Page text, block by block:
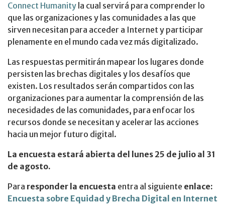
Connect Humanity la cual servirá para comprender lo
que las organizaciones y las comunidades a las que
sirven necesitan para acceder a Internet y participar
plenamente en el mundo cada vez más digitalizado.
Las respuestas permitirán mapear los lugares donde
persisten las brechas digitales y los desafíos que
existen. Los resultados serán compartidos con las
organizaciones para aumentar la comprensión de las
necesidades de las comunidades, para enfocar los
recursos donde se necesitan y acelerar las acciones
hacia un mejor futuro digital.
La encuesta estará abierta del lunes 25 de julio al 31
de agosto.
Para responder la encuesta entra al siguiente enlace:
Encuesta sobre Equidad y Brecha Digital en Internet